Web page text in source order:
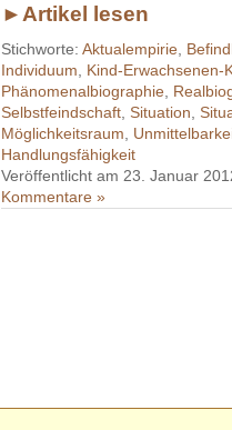
►Artikel lesen
Stichworte:Aktualempirie
Individuum
Kind-Erwachsenen-
Phänomenalbiographie
Selbstfeindschaft ,Situation ,
Möglichkeitsraum
Handlungsfähigkeit
Veröffentlicht am 23. Januar
Kommentare »